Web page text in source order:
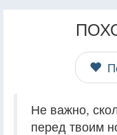
Не важно,
перед твоим